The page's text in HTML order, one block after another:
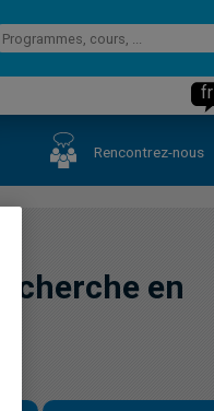
fr
Rencontrez-nous
en